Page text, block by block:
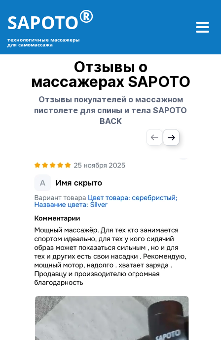
SAPOTO®
технологичные массажеры
для самомассажа
Отзывы о
массажерах SAPOTO
Отзывы покупателей о массажном
пистолете для спины и тела SAPOTO
BACK